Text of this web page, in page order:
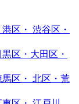
区・ 渋谷区・
区・大田区・
区・ 北区・荒